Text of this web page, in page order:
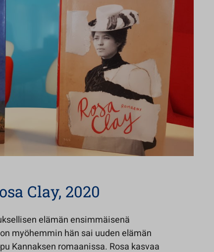
Clay, 2020
elämän ensimmäisenä
myöhemmin hän sai uuden elämän
Kannaksen romaanissa. Rosa kasvaa